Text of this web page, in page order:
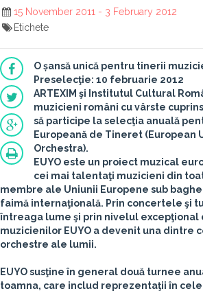
15 November 2011 - 3 February 2012
Etichete
O șansă unică pentru tinerii
Preselecţie: 10 februarie 2012
ARTEXIM şi Institutul Cultural
muzicieni români cu vârste
să participe la selecţia anuală
Europeană de Tineret (European
Orchestra).
EUYO este un proiect muzical
cei mai talentaţi muzicieni din
membre ale Uniunii Europene sub
faimă internaţională. Prin concertele şi
întreaga lume şi prin nivelul excepţional
muzicienilor EUYO a devenit una dintre
orchestre ale lumii.
EUYO susţine în general două turnee
toamna, care includ reprezentaţii în